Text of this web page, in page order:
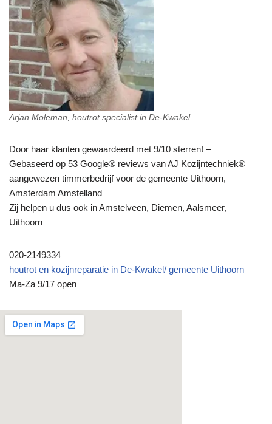
Arjan Moleman, houtrot specialist in De-Kwakel
Door haar klanten gewaardeerd met 9/10 sterren! –
Gebaseerd op 53 Google® reviews van AJ Kozijntechniek®
aangewezen timmerbedrijf voor de gemeente Uithoorn,
Amsterdam Amstelland
Zij helpen u dus ook in Amstelveen, Diemen, Aalsmeer,
Uithoorn
020-2149334
houtrot en kozijnreparatie in De-Kwakel/ gemeente Uithoorn
Ma-Za 9/17 open